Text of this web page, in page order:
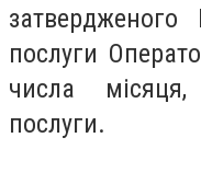
послуги
числа
послуги.